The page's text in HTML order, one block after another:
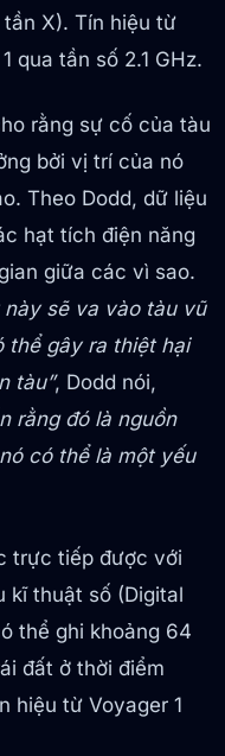
X). Tín hiệu từ
qua tần số 2.1 GHz.
rằng sự cố của tàu
bởi vị trí của nó
Theo Dodd, dữ liệu
hạt tích điện năng
giữa các vì sao.
này sẽ va vào tàu vũ
thể gây ra thiệt hại
tàu”, Dodd nói,
rằng đó là nguồn
có thể là một yếu
trực tiếp được với
kĩ thuật số (Digital
thể ghi khoảng 64
đất ở thời điểm
hiệu từ Voyager 1